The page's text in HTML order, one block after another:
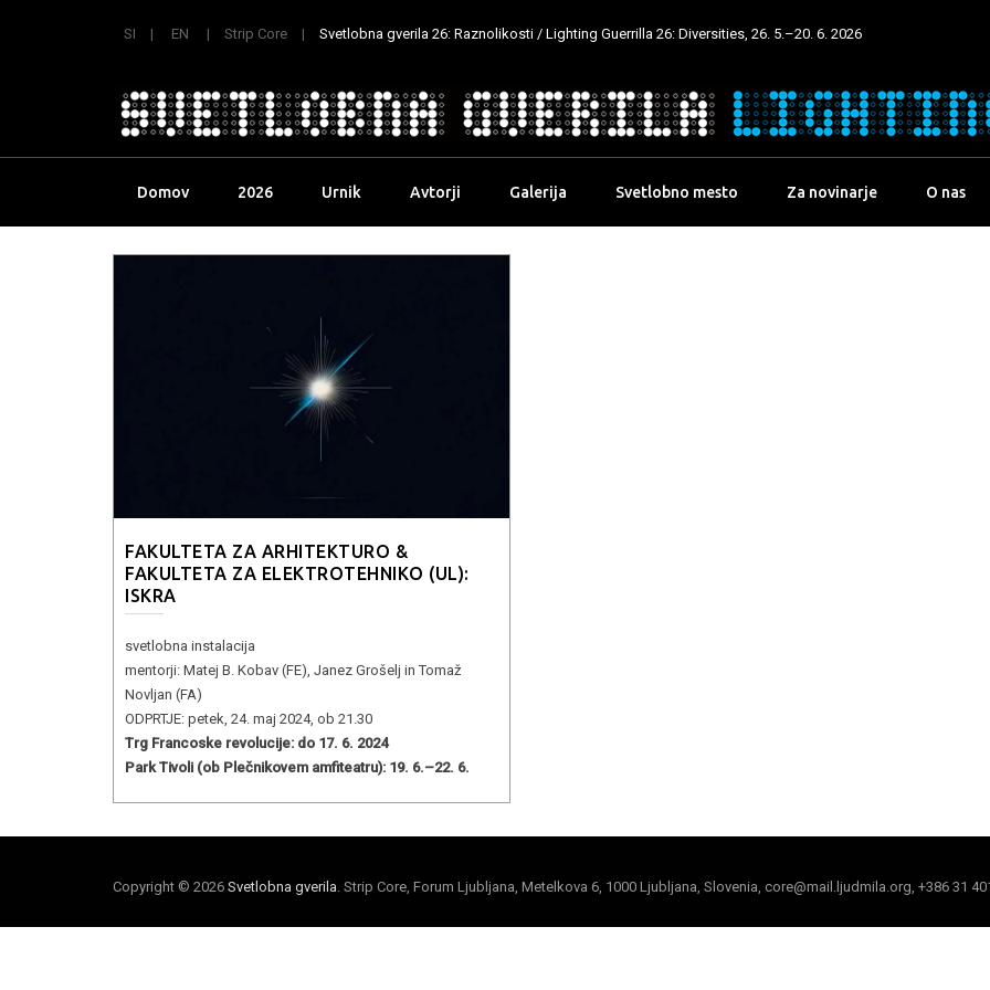
SI EN Strip Core Svetlobna gverila 26: Raznolikosti / Lighting Guerrilla 26: Diversities, 26. 5.–20. 6. 2026
Domov 2026 Urnik Avtorji Galerija Svetlobno mesto Za novinarje O nas
FAKULTETA ZA ARHITEKTURO &
FAKULTETA ZA ELEKTROTEHNIKO (UL):
ISKRA
svetlobna instalacija
mentorji: Matej B. Kobav (FE), Janez Grošelj in Tomaž
Novljan (FA)
ODPRTJE: petek, 24. maj 2024, ob 21.30
Trg Francoske revolucije: do 17. 6. 2024
Park Tivoli (ob Plečnikovem amfiteatru): 19. 6.–22. 6.
Copyright © 2026 Svetlobna gverila . Strip Core, Forum Ljubljana, Metelkova 6, 1000 Ljubljana, Slovenia, core@mail.ljudmila.org, +386 31